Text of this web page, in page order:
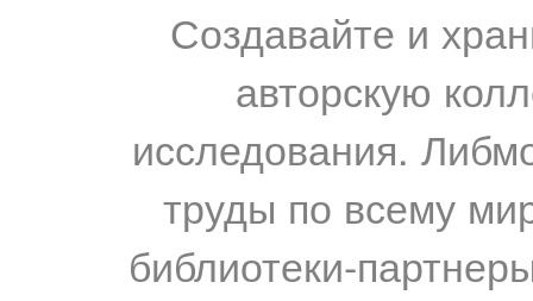
Создавайте и
авторскую
исследования.
труды по всему
библиотеки-